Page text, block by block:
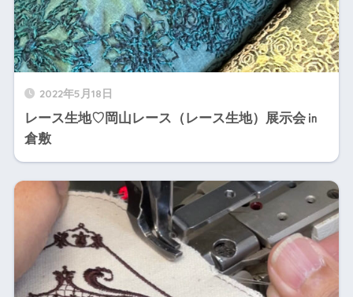
2022年5月18日
レース生地♡岡山レース（レース生地）展示会㏌
倉敷